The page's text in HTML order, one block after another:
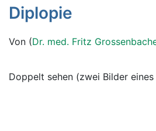
Symptome
Untersuchungen
News
Diplopie
Von (Dr. med. Fritz
Doppelt sehen (zwei Bilder